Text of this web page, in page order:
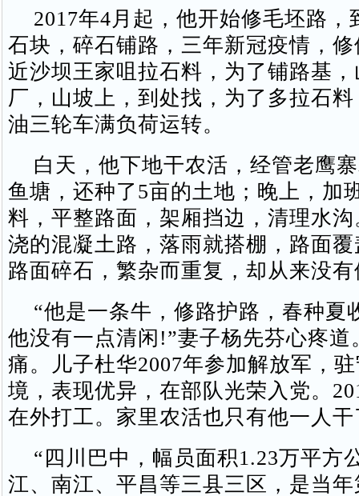
2017年4月起，他开始修毛坯路，
石块，碎石铺路，三年新冠疫情，
近沙坝王家咀拉石料，为了铺路基
厂，山坡上，到处找，为了多拉石
油三轮车满负荷运转。
白天，他下地干农活，经管老鹰
鱼塘，还种了5亩的土地；晚上，加
料，平整路面，架厢挡边，清理水
浇的混凝土路，落雨就搭棚，路面
路面碎石，繁杂而重复，却从来没
“他是一条牛，修路护路，春种夏
他没有一点清闲!”妻子杨先芬心疼道
痛。儿子杜华2007年参加解放军，
境，表现优异，在部队光荣入党。
在外打工。家里农活也只有他一人干
“四川巴中，幅员面积1.23万平方
江、南江、平昌等三县三区，是当